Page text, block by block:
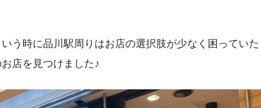
う時に品川駅周りはお店の選択肢が少なく困っていた
店を見つけました♪